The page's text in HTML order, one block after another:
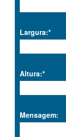
Largura:*
Altura:*
Mensagem: